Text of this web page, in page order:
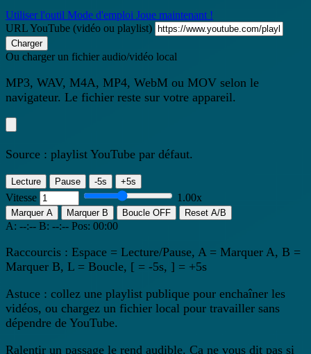
Utiliser l'outil Mode d'emploi Joue maintenant !
URL YouTube (vidéo ou playlist)
Charger
Ou charger un fichier audio/vidéo local
MP3, WAV, M4A, MP4, WebM ou MOV selon le
navigateur. Le fichier reste sur votre appareil.
Source : playlist YouTube par défaut.
Lecture Pause -5s +5s
Vitesse 1.00x
Marquer A Marquer B Boucle OFF Reset A/B
A: --:-- B: --:-- Pos: 00:00
Raccourcis : Espace = Lecture/Pause, A = Marquer A, B =
Marquer B, L = Boucle, [ = -5s, ] = +5s
Astuce : collez une playlist publique pour enchaîner les
vidéos, ou chargez un fichier local pour travailler sans
dépendre de YouTube.
Ralentir un passage le rend audible. Ça ne vous dit pas si